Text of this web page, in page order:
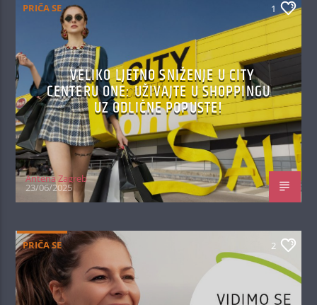
PRIČA SE 1
VELIKO LJETNO SNIŽENJE U CITY
CENTERU ONE: UŽIVAJTE U SHOPPINGU
UZ ODLIČNE POPUSTE!
Antena Zagreb
23/06/2025
PRIČA SE 2